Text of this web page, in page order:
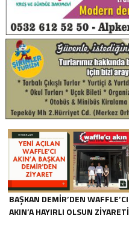
BAŞKAN DEMIR’DEN WAFFLE’CI
AKIN’A HAYIRLI OLSUN ZIYARETI